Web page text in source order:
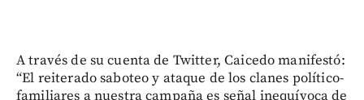
A través de su cuenta de Twitter, Caicedo manifestó:
“El reiterado saboteo y ataque de los clanes político-
familiares a nuestra campaña es señal inequívoca de